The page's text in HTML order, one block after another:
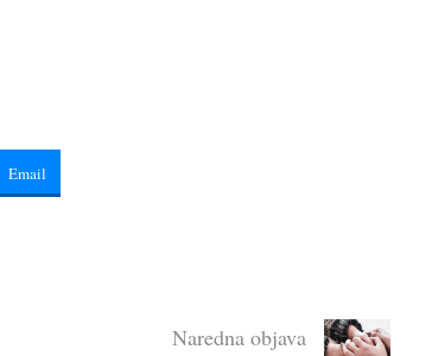
Email
Naredna objava